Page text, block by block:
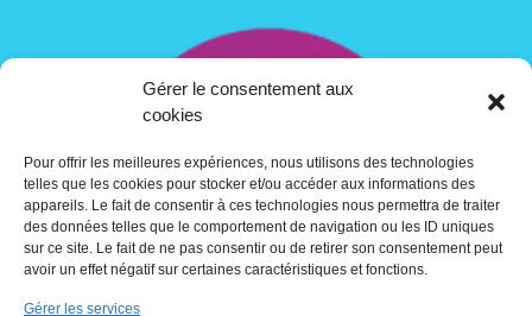
Gérer le consentement aux
cookies
Pour offrir les meilleures expériences, nous utilisons des technologies
telles que les cookies pour stocker et/ou accéder aux informations des
appareils. Le fait de consentir à ces technologies nous permettra de traiter
des données telles que le comportement de navigation ou les ID uniques
sur ce site. Le fait de ne pas consentir ou de retirer son consentement peut
avoir un effet négatif sur certaines caractéristiques et fonctions.
Gérer les services